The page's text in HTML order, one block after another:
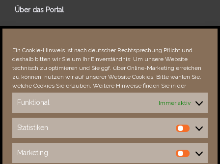
Ein Cookie-Hinweis ist nach deutscher Rechtsprechung Pflicht und
deshalb bitten wir Sie um Ihr Einverständnis: Um unsere Website
technisch zu optimieren und Sie ggf. über Online-Marketing erreichen
zu können, nutzen wir auf unserer Website Cookies. Bitte wählen Sie,
welche Cookies Sie erlauben. Weitere Hinweise finden Sie in der
Funktional Immer aktiv
Statistiken
Statistiken
Marketing
Marketing
Über das Portal
Über dieses Portal
Fehler bemerkt?
Besucher seit 08/​2021
This Week
33310